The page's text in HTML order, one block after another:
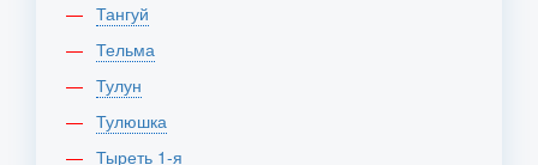
Тангуй
Тельма
Тулун
Тулюшка
Тыреть 1-я